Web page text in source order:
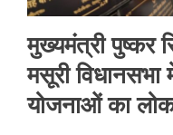
मुख्यमंत्री पुष्कर
मसूरी विधानसभा
योजनाओं का